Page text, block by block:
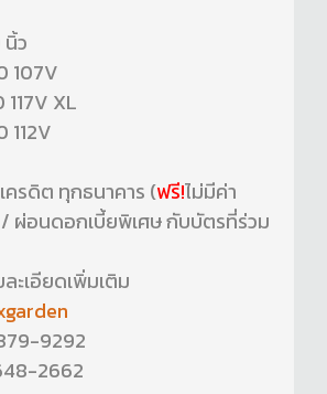
ว
107V
XL
รดิต ทุกธนาคาร (ฟรี!ไม่มีค่า
/ ผ่อนดอกเบี้ยพิเศษ กับบัตรที่ร่วม
ะเอียดเพิ่มเติม
9292
2662